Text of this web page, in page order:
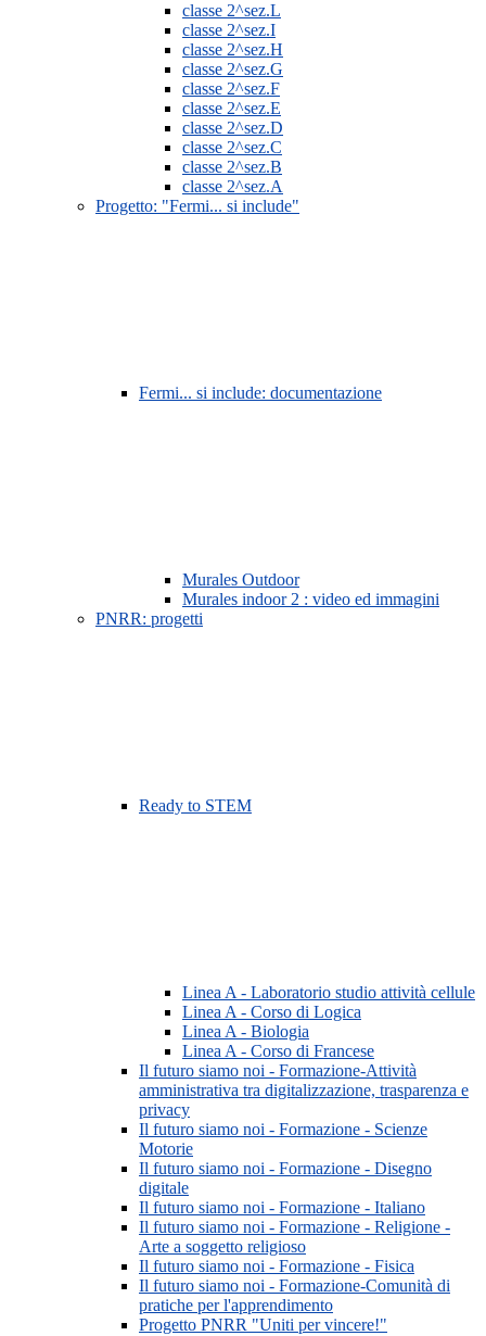
classe 2^sez.L
classe 2^sez.I
classe 2^sez.H
classe 2^sez.G
classe 2^sez.F
classe 2^sez.E
classe 2^sez.D
classe 2^sez.C
classe 2^sez.B
classe 2^sez.A
Progetto: "Fermi... si include"
Fermi... si include: documentazione
Murales Outdoor
Murales indoor 2 : video ed immagini
PNRR: progetti
Ready to STEM
Linea A - Laboratorio studio attività cellule
Linea A - Corso di Logica
Linea A - Biologia
Linea A - Corso di Francese
Il futuro siamo noi - Formazione-Attività
amministrativa tra digitalizzazione, trasparenza e
privacy
Il futuro siamo noi - Formazione - Scienze
Motorie
Il futuro siamo noi - Formazione - Disegno
digitale
Il futuro siamo noi - Formazione - Italiano
Il futuro siamo noi - Formazione - Religione -
Arte a soggetto religioso
Il futuro siamo noi - Formazione - Fisica
Il futuro siamo noi - Formazione-Comunità di
pratiche per l'apprendimento
Progetto PNRR "Uniti per vincere!"